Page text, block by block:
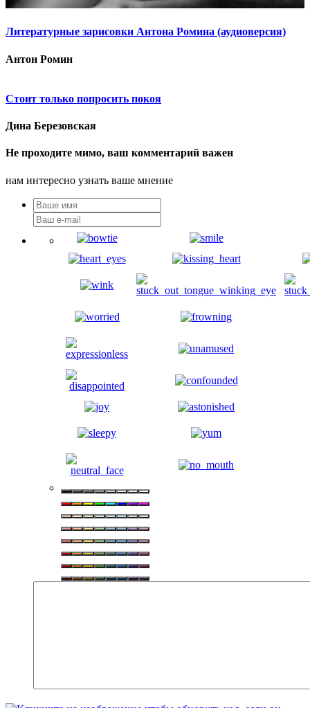
Литературные зарисовки Антона Ромина (аудиоверсия)
Антон Ромин
Стоит только попросить покоя
Дина Березовская
Не проходите мимо, ваш комментарий важен
нам интересно узнать ваше мнение